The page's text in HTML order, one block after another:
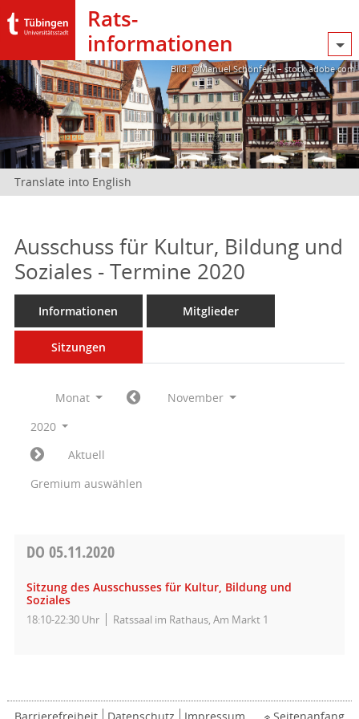
Rats­
informationen
Bild: @Manuel Schönfeld – stock.adobe.com
Translate into English
Ausschuss für Kultur, Bildung und
Soziales - Termine 2020
Informationen Mitglieder
Sitzungen
Monat
November
2020
Aktuell
Gremium auswählen
DO 05.11.2020
Sitzung des Ausschusses für Kultur, Bildung und
Soziales
18:10-22:30 Uhr Ratssaal im Rathaus, Am Markt 1